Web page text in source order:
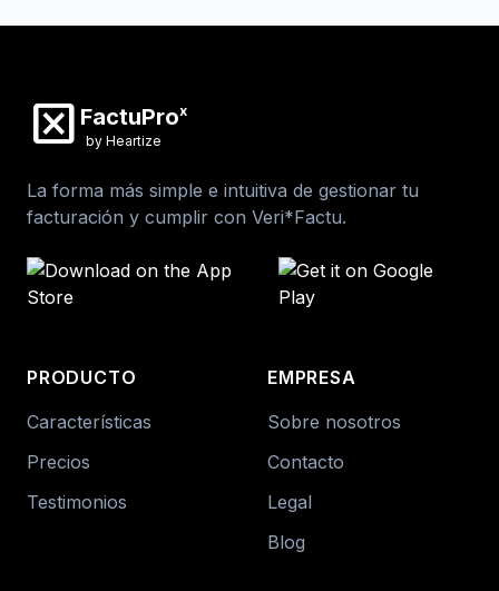
disabled_by_default FactuProx
by Heartize
La forma más simple e intuitiva de gestionar tu
facturación y cumplir con Veri*Factu.
PRODUCTO
Características
Precios
Testimonios
EMPRESA
Sobre nosotros
Contacto
Legal
Blog